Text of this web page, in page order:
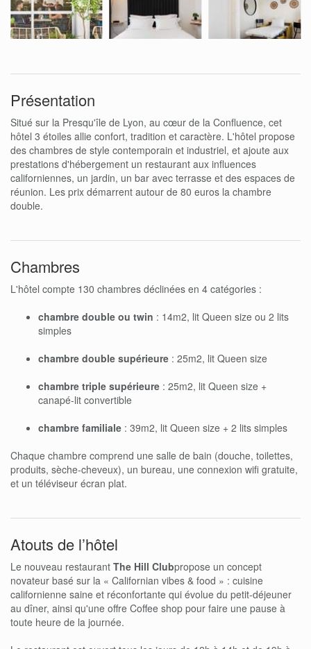
Présentation
Situé sur la Presqu'île de Lyon, au cœur de la Confluence, cet
hôtel 3 étoiles allie confort, tradition et caractère. L'hôtel propose
des chambres de style contemporain et industriel, et ajoute aux
prestations d'hébergement un restaurant aux influences
californiennes, un jardin, un bar avec terrasse et des espaces de
réunion. Les prix démarrent autour de 80 euros la chambre
double.
Chambres
L'hôtel compte 130 chambres déclinées en 4 catégories :
chambre double ou twin : 14m2, lit Queen size ou 2 lits
simples
chambre double supérieure : 25m2, lit Queen size
chambre triple supérieure : 25m2, lit Queen size +
canapé-lit convertible
chambre familiale : 39m2, lit Queen size + 2 lits simples
Chaque chambre comprend une salle de bain (douche, toilettes,
produits, sèche-cheveux), un bureau, une connexion wifi gratuite,
et un téléviseur écran plat.
Atouts de l’hôtel
Le nouveau restaurant The Hill Clubpropose un concept
novateur basé sur la « Californian vibes & food » : cuisine
californienne saine et réconfortante qui évolue du petit-déjeuner
au dîner, ainsi qu'une offre Coffee shop pour faire une pause à
toute heure de la journée.